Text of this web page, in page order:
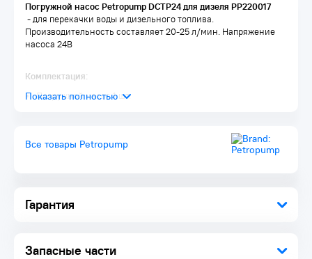
Гарантия
Запасные части
Погружной насос Petropump DCTP24 для дизеля PP220017​
- для перекачки воды и дизельного топлива.
Производительность составляет 20-25 л/мин. Напряжение
насоса 24В
Комплектация:
Погружной насос 1 шт.
Все товары Petropump